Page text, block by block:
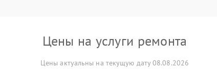
Цены на услуги ремонта
Цены актуальны на текущую дату 08.08.2026